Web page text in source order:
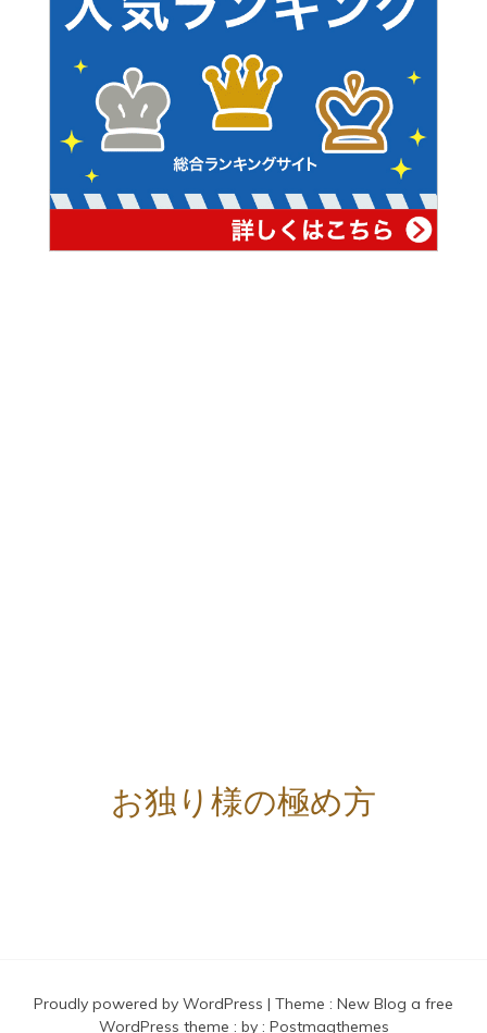
お独り様の極め方
Proudly powered by WordPress | Theme : New Blog a free
WordPress theme : by : Postmagthemes